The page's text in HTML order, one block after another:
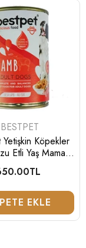
SATICI:
BESTPET
Köpekler
Etli Yaş Mama
G X 12 Adet
Normal
EKLE